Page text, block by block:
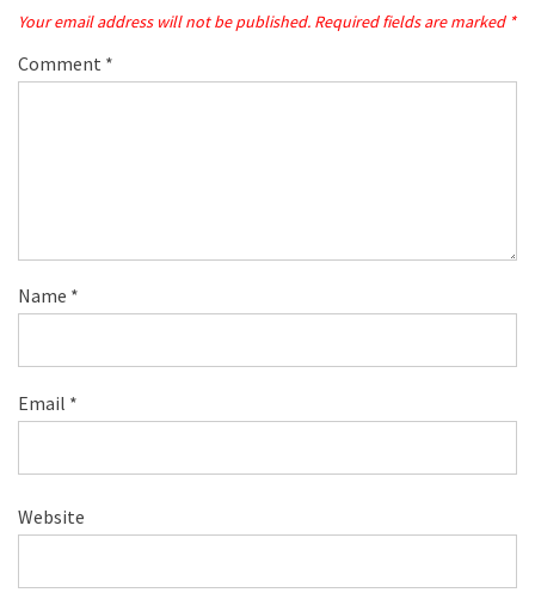
Your email address will not be published. Required fields are marked *
Comment *
Name *
Email *
Website